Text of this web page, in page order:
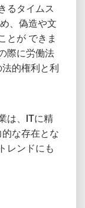
るタイムス
、偽造や文
とが できま
際に労働法
的権利と利
は、ITに精
な存在とな
レンドにも